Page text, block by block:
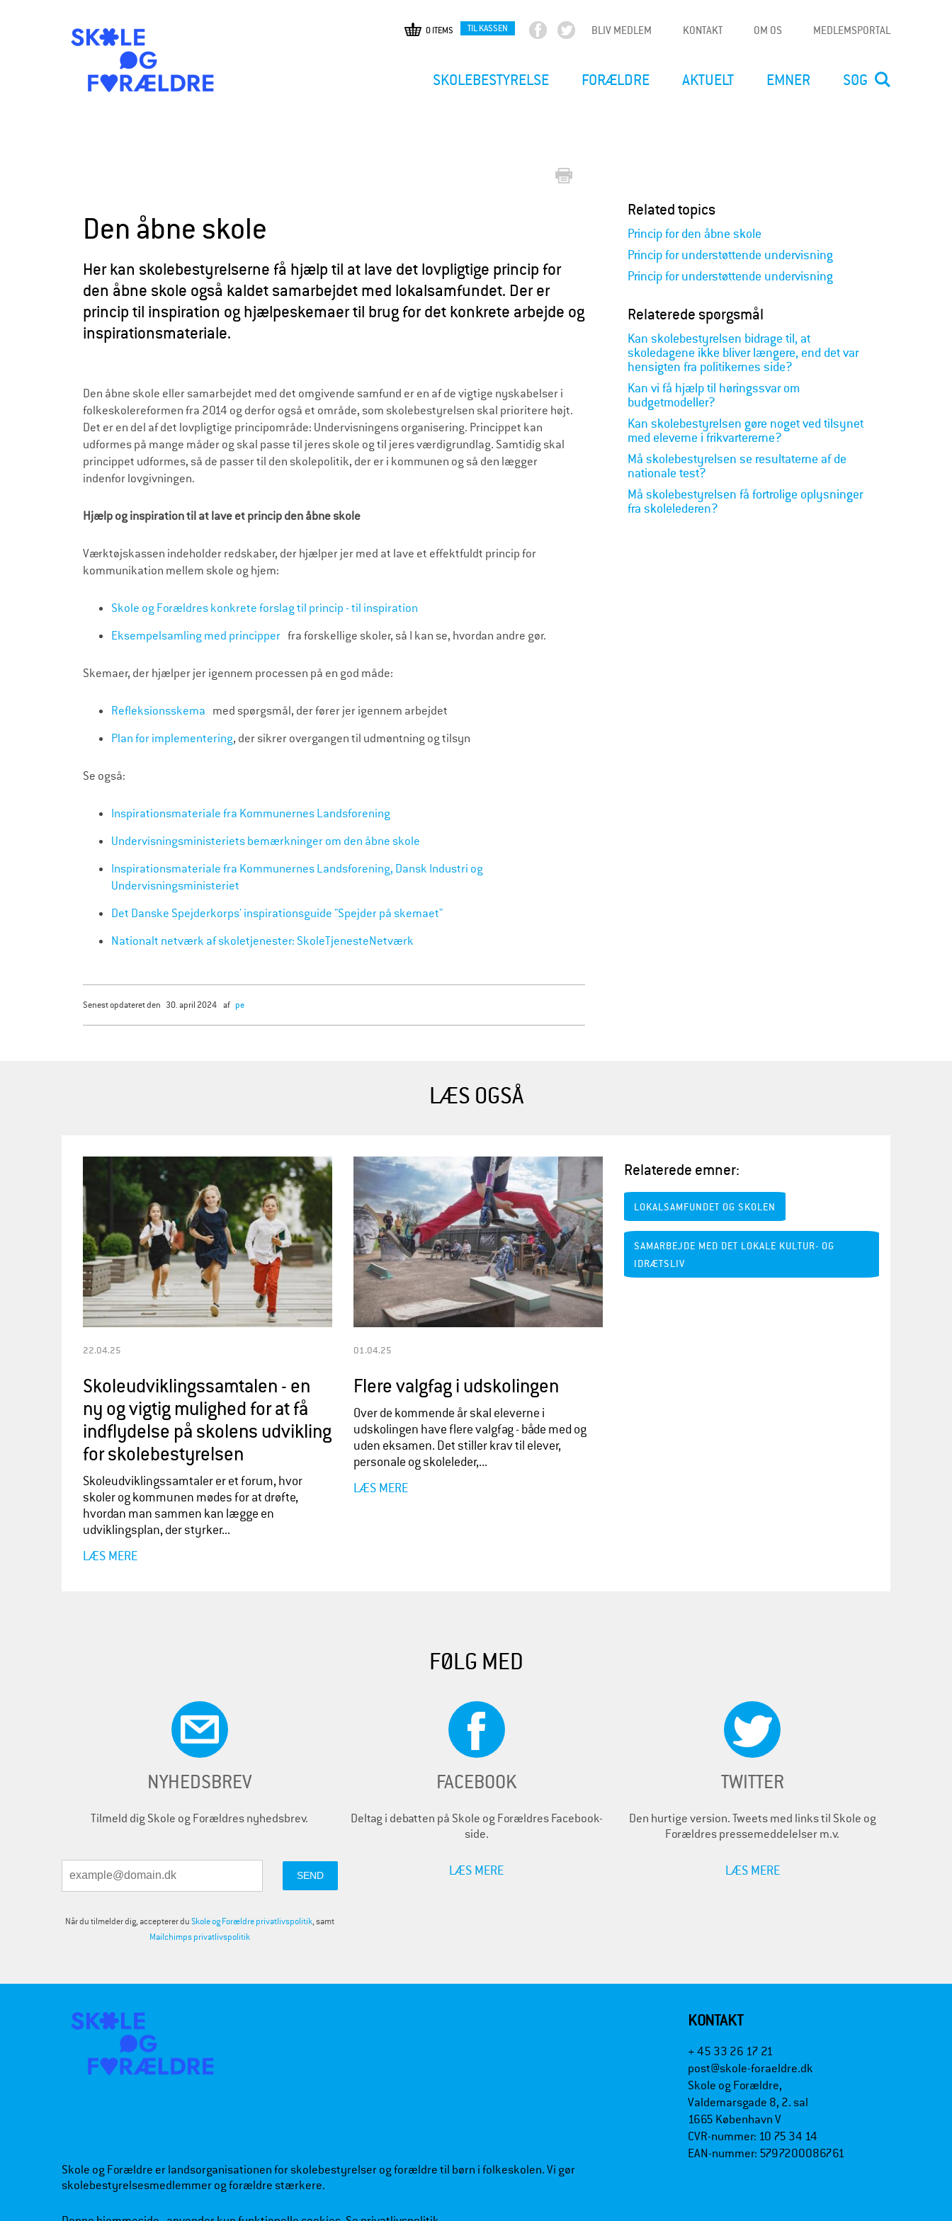
Gå
BLIV MEDLEM KONTAKT OM OS MEDLEMSPORTAL
0 ITEMS TIL KASSEN
SKOLEBESTYRELSE FORÆLDRE AKTUELT EMNER SØG
Den åbne skole
Her kan skolebestyrelserne få hjælp til at lave det lovpligtige princip for
den åbne skole også kaldet samarbejdet med lokalsamfundet. Der er
princip til inspiration og hjælpeskemaer til brug for det konkrete arbejde og
inspirationsmateriale.
Den åbne skole eller samarbejdet med det omgivende samfund er en af de vigtige nyskabelser i
folkeskolereformen fra 2014 og derfor også et område, som skolebestyrelsen skal prioritere højt.
Det er en del af det lovpligtige principområde: Undervisningens organisering. Princippet kan
udformes på mange måder og skal passe til jeres skole og til jeres værdigrundlag. Samtidig skal
princippet udformes, så de passer til den skolepolitik, der er i kommunen og så den lægger
indenfor lovgivningen.
Hjælp og inspiration til at lave et princip den åbne skole
Værktøjskassen indeholder redskaber, der hjælper jer med at lave et effektfuldt princip for
kommunikation mellem skole og hjem:
Skole og Forældres konkrete forslag til princip - til inspiration
Eksempelsamling med principper fra forskellige skoler, så I kan se, hvordan andre gør.
Skemaer, der hjælper jer igennem processen på en god måde:
Refleksionsskema med spørgsmål, der fører jer igennem arbejdet
Plan for implementering, der sikrer overgangen til udmøntning og tilsyn
Se også:
Inspirationsmateriale fra Kommunernes Landsforening
Undervisningsministeriets bemærkninger om den åbne skole
Inspirationsmateriale fra Kommunernes Landsforening, Dansk Industri og
Undervisningsministeriet
Det Danske Spejderkorps' inspirationsguide "Spejder på skemaet"
Nationalt netværk af skoletjenester: SkoleTjenesteNetværk
senest opdateret den 30. april 2024 af pe
Related topics
Princip for den åbne skole
Princip for understøttende undervisning
Princip for understøttende undervisning
Relaterede spørgsmål
Kan skolebestyrelsen bidrage til, at
skoledagene ikke bliver længere, end det var
hensigten fra politikernes side?
Kan vi få hjælp til høringssvar om
budgetmodeller?
Kan skolebestyrelsen gøre noget ved tilsynet
med eleverne i frikvartererne?
Må skolebestyrelsen se resultaterne af de
nationale test?
Må skolebestyrelsen få fortrolige oplysninger
fra skolelederen?
LÆS OGSÅ
22.04.25
Skoleudviklingssamtalen - en
ny og vigtig mulighed for at få
indflydelse på skolens udvikling
for skolebestyrelsen
Skoleudviklingssamtaler er et forum, hvor
skoler og kommunen mødes for at drøfte,
hvordan man sammen kan lægge en
udviklingsplan, der styrker...
LÆS MERE
01.04.25
Flere valgfag i udskolingen
Over de kommende år skal eleverne i
udskolingen have flere valgfag - både med og
uden eksamen. Det stiller krav til elever,
personale og skoleleder,...
LÆS MERE
Relaterede emner:
LOKALSAMFUNDET OG SKOLEN
SAMARBEJDE MED DET LOKALE KULTUR- OG
IDRÆTSLIV
FØLG MED
NYHEDSBREV
Tilmeld dig Skole og Forældres nyhedsbrev.
Når du tilmelder dig, accepterer duSkole og Forældre privatlivspolitik, samt
Mailchimps privatlivspolitik
FACEBOOK
Deltag i debatten på Skole og Forældres Facebook-
side.
LÆS MERE
TWITTER
Den hurtige version. Tweets med links til Skole og
Forældres pressemeddelelser m.v.
LÆS MERE
KONTAKT
+ 45 33 26 17 21
post@skole-foraeldre.dk
Skole og Forældre,
Valdemarsgade 8, 2. sal
1665 København V
CVR-nummer: 10 75 34 14
EAN-nummer: 5797200086761
Skole og Forældre er landsorganisationen for skolebestyrelser og forældre til børn i folkeskolen. Vi gør
skolebestyrelsesmedlemmer og forældre stærkere.